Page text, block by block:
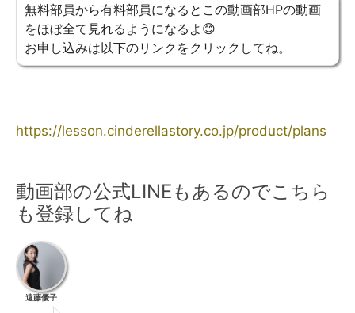
無料部員から有料部員になるとこの動画部HPの動画
をほぼ全て見れるようになるよ😊
お申し込みは以下のリンクをクリックしてね。
https://lesson.cinderellastory.co.jp/product/plans
動画部の公式LINEもあるのでこちら
も登録してね
遠藤優子